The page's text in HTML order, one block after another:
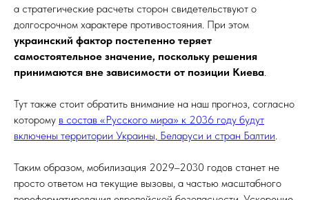
а стратегические расчеты сторон свидетельствуют о
долгосрочном характере противостояния. При этом
украинский фактор постепенно теряет
самостоятельное значение, поскольку решения
принимаются вне зависимости от позиции Киева
Тут также стоит обратить внимание на наш прогноз, согласно
которому в состав «Русского мира» к 2036 году будут
включены территории Украины, Беларуси и стран Балтии
Таким образом, мобилизация 2029–2030 годов станет не
просто ответом на текущие вызовы, а частью масштабного